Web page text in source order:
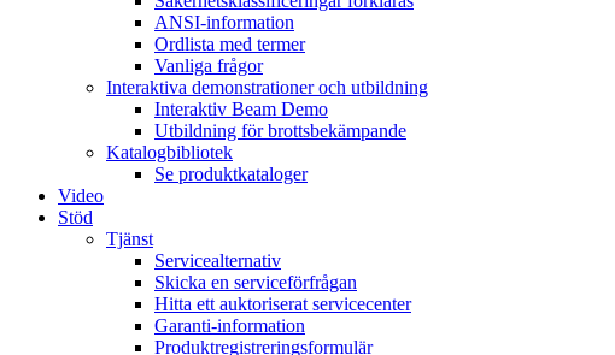
ANSI-information
Ordlista med termer
Vanliga frågor
Interaktiva demonstrationer och utbildning
Interaktiv Beam Demo
Utbildning för brottsbekämpande
Katalogbibliotek
Se produktkataloger
Video
Stöd
Tjänst
Servicealternativ
Skicka en serviceförfrågan
Hitta ett auktoriserat servicecenter
Garanti-information
Produktregistreringsformulär